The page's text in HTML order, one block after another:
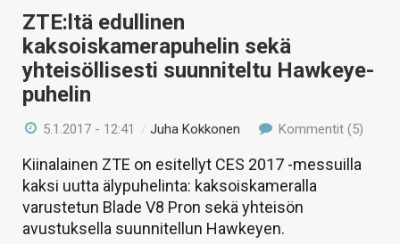
ZTE:ltä edullinen
kaksoiskamerapuhelin sekä
yhteisöllisesti suunniteltu Hawkeye-
puhelin
5.1.2017 - 12:41 /Juha Kokkonen Kommentit (5)
Kiinalainen ZTE on esitellyt CES 2017 -messuilla
kaksi uutta älypuhelinta: kaksoiskameralla
varustetun Blade V8 Pron sekä yhteisön
avustuksella suunnitellun Hawkeyen.